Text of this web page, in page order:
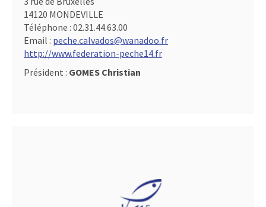
14120 MONDEVILLE
Téléphone : 02.31.44.63.00
Email : peche.calvados@wanadoo.fr
http://www.federation-peche14.fr
Président : GOMES Christian